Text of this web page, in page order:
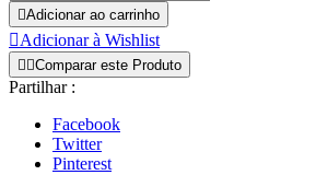
Adicionar ao carrinho
Adicionar à Wishlist
 Comparar este Produto
Partilhar :
Facebook
Twitter
Pinterest